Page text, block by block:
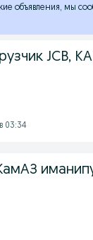
объявления, мы
JCB,
03:34